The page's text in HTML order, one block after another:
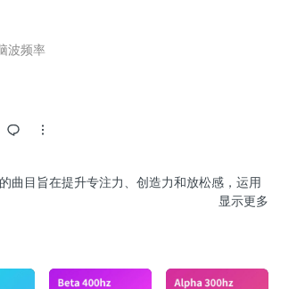
波频率
曲目旨在提升专注力、创造力和放松感，运用
显示更多